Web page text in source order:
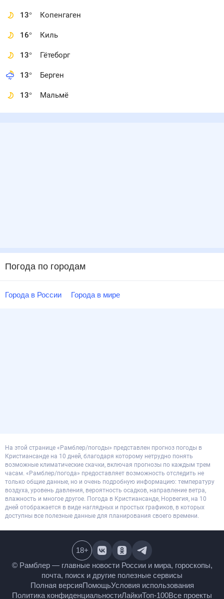
13° Копенгаген
16° Киль
13° Гётеборг
13° Берген
13° Мальмё
Погода по городам
Города в России Города в мире
На этой странице «Рамблер/погоды» представлен прогноз погоды в
Кристиансанде на 10 дней, благодаря которому нетрудно понять
возможные климатические скачки, включая прогнозы по каждым трем
часам. «Рамблер/погода» предоставляет возможность отследить не
только общие данные, но и очень подробную информацию: температуру
воздуха, уровень давления, вероятность осадков, направление ветра,
влажность и многое другое. Погода в Кристиансанде, Норвегия, на 10
дней отображается в виде наглядных и простых графиков, в которых
доступны все полезные данные для планирования своего времени.
© Рамблер — главные новости России и мира,
гороскопы, почта, поиск и другие полезные сервисы
Полная версияПомощьУсловия использования
Политика конфиденциальностиЛайкиТоп-100
18+